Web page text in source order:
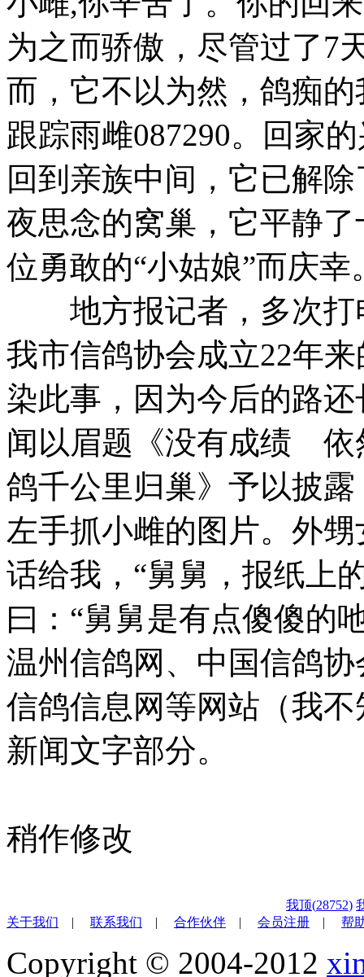
为之而骄傲，尽管过了7
而，它不以为然，鸽痴
跟踪雨雌087290。回家
回到亲族中间，它已解
夜思念的窝巢，它平静
位勇敢的“小姑娘”而庆幸
地方报记者，多次打
我市信鸽协会成立22年
染此事，因为今后的路
闻以眉题《没有成绩 依
鸽千公里归巢》予以披
左手抓小雌的图片。外
话给我，“舅舅，报纸上
曰：“舅舅是有点傻傻的
温州信鸽网、中国信鸽
信鸽信息网等网站（我
新闻文字部分。
稍作修改
我顶(28752)
关于我们 | 联系我们 | 合作伙伴 | 会员注册 | 帮
Copyright © 2004-2012